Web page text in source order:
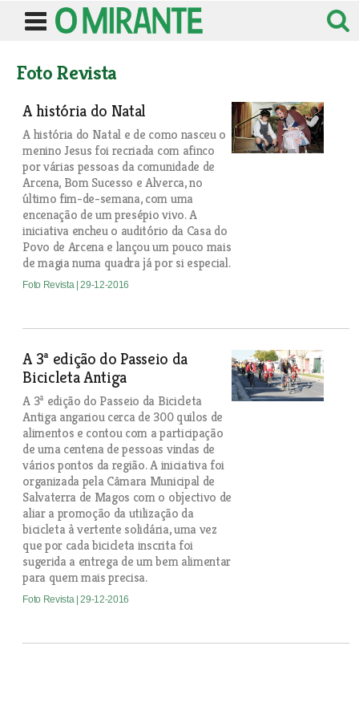
Foto Revista
A história do Natal
A história do Natal e de como nasceu o
menino Jesus foi recriada com afinco
por várias pessoas da comunidade de
Arcena, Bom Sucesso e Alverca, no
último fim-de-semana, com uma
encenação de um presépio vivo. A
iniciativa encheu o auditório da Casa do
Povo de Arcena e lançou um pouco mais
de magia numa quadra já por si especial.
Foto Revista | 29-12-2016
A 3ª edição do Passeio da
Bicicleta Antiga
A 3ª edição do Passeio da Bicicleta
Antiga angariou cerca de 300 quilos de
alimentos e contou com a participação
de uma centena de pessoas vindas de
vários pontos da região. A iniciativa foi
organizada pela Câmara Municipal de
Salvaterra de Magos com o objectivo de
aliar a promoção da utilização da
bicicleta à vertente solidária, uma vez
que por cada bicicleta inscrita foi
sugerida a entrega de um bem alimentar
para quem mais precisa.
Foto Revista | 29-12-2016